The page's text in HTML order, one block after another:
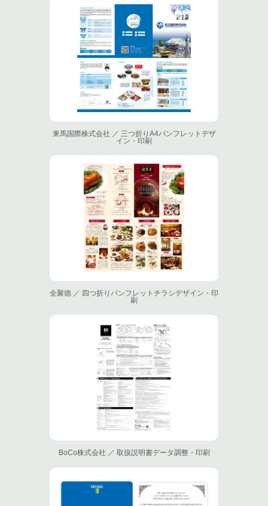
東馬国際株式会社 ／ 三つ折りA4パンフレットデザ
イン・印刷
全聚徳 ／ 四つ折りパンフレットチラシデザイン・印
刷
BoCo株式会社 ／ 取扱説明書データ調整・印刷